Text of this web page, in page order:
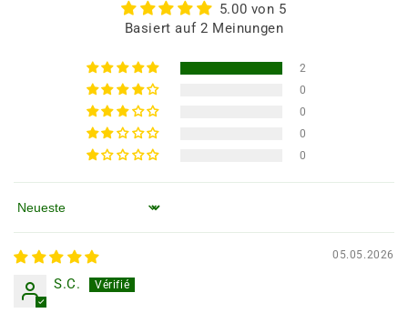
5.00 von 5
Basiert auf 2 Meinungen
2
0
0
0
0
Sortieren nach
05.05.2026
S.C.